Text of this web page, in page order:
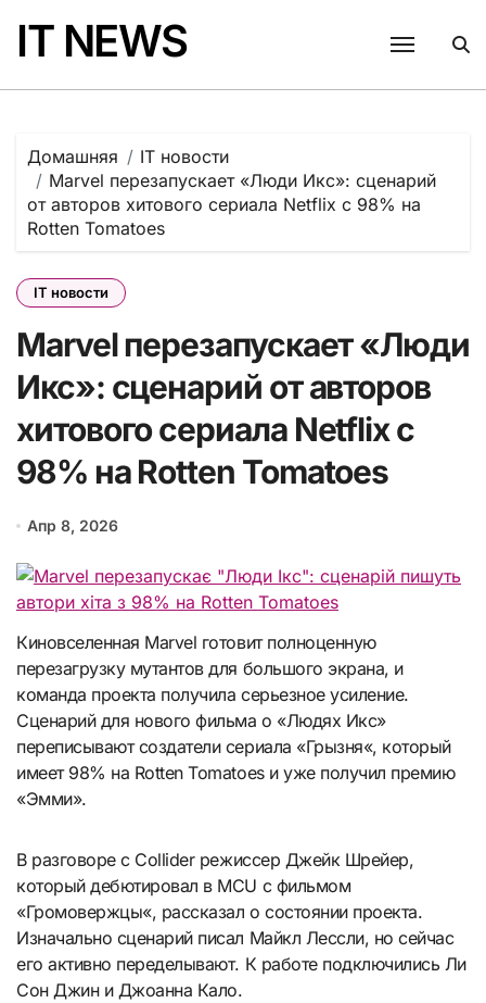
содержанию
IT NEWS
Домашняя
IT новости
Marvel перезапускает «Люди Икс»: сценарий
от авторов хитового сериала Netflix с 98% на
Rotten Tomatoes
IT новости
Marvel перезапускает «Люди
Икс»: сценарий от авторов
хитового сериала Netflix с
98% на Rotten Tomatoes
Апр 8, 2026
Киновселенная Marvel готовит полноценную
перезагрузку мутантов для большого экрана, и
команда проекта получила серьезное усиление.
Сценарий для нового фильма о «Людях Икс»
переписывают создатели сериала «Грызня«, который
имеет 98% на Rotten Tomatoes и уже получил премию
«Эмми».
В разговоре с Collider режиссер Джейк Шрейер,
который дебютировал в MCU с фильмом
«Громовержцы«, рассказал о состоянии проекта.
Изначально сценарий писал Майкл Лессли, но сейчас
его активно переделывают. К работе подключились Ли
Сон Джин и Джоанна Кало.